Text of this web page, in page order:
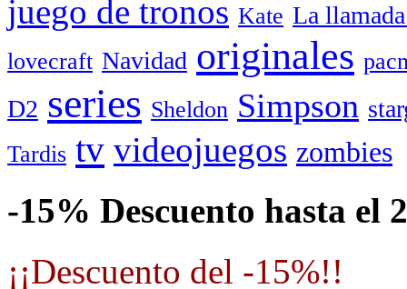
juego de tronos Kate La
lovecraft Navidad originales
D2 series Sheldon Simpson
Tardis tv videojuegos zombies
-15% Descuento hasta el
¡¡Descuento del -15%!!